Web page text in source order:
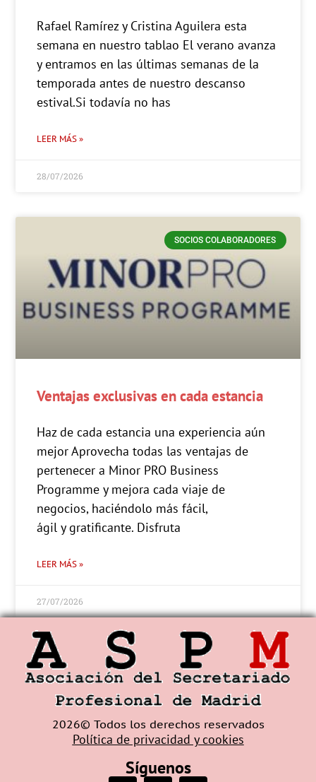
Rafael Ramírez y Cristina Aguilera esta
semana en nuestro tablao El verano avanza
y entramos en las últimas semanas de la
temporada antes de nuestro descanso
estival.Si todavía no has
LEER MÁS »
28/07/2026
SOCIOS COLABORADORES
Ventajas exclusivas en cada estancia
Haz de cada estancia una experiencia aún
mejor Aprovecha todas las ventajas de
pertenecer a Minor PRO Business
Programme y mejora cada viaje de
negocios, haciéndolo más fácil,
ágil y gratificante. Disfruta
LEER MÁS »
27/07/2026
2026© Todos los derechos reservados
Política de privacidad y cookies
Síguenos